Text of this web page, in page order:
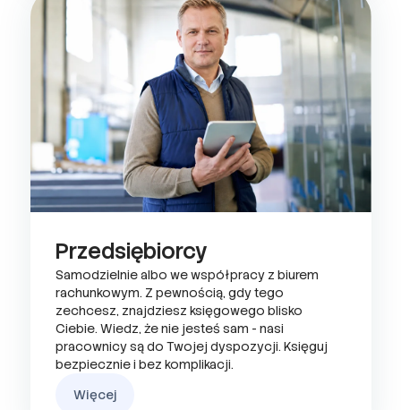
Przedsiębiorcy
Samodzielnie albo we współpracy z biurem
rachunkowym. Z pewnością, gdy tego
zechcesz, znajdziesz księgowego blisko
Ciebie. Wiedz, że nie jesteś sam - nasi
pracownicy są do Twojej dyspozycji. Księguj
bezpiecznie i bez komplikacji.
Więcej